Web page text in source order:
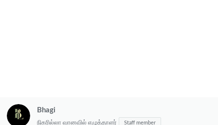
Bhagi
நிகரில்லா வானவில் எழுத்தாளர் Staff member